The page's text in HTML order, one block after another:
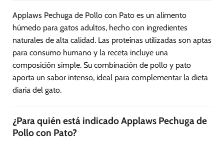
Applaws Pechuga de Pollo con Pato es un alimento
húmedo para gatos adultos, hecho con ingredientes
naturales de alta calidad. Las proteínas utilizadas son aptas
para consumo humano y la receta incluye una
composición simple. Su combinación de pollo y pato
aporta un sabor intenso, ideal para complementar la dieta
diaria del gato.
¿Para quién está indicado Applaws Pechuga de
Pollo con Pato?